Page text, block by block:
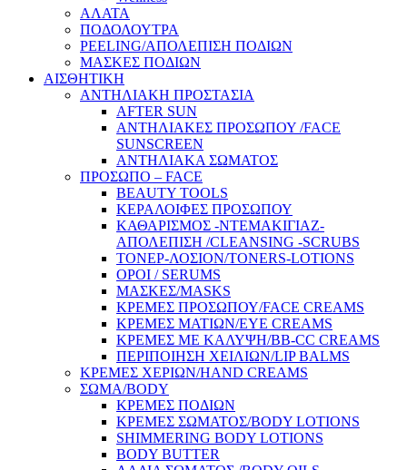
ΑΛΑΤΑ
ΠΟΔΟΛΟΥΤΡΑ
PEELING/ΑΠΟΛΕΠΙΣΗ ΠΟΔΙΩΝ
ΜΑΣΚΕΣ ΠΟΔΙΩΝ
ΑΙΣΘΗΤΙΚΗ
ΑΝΤΗΛΙΑΚΗ ΠΡΟΣΤΑΣΙΑ
AFTER SUN
ΑΝΤΗΛΙΑΚΕΣ ΠΡΟΣΩΠΟΥ /FACE
SUNSCREEN
ΑΝΤΗΛΙΑΚΑ ΣΩΜΑΤΟΣ
ΠΡΟΣΩΠΟ – FACE
BEAUTY TOOLS
ΚΕΡΑΛΟΙΦΕΣ ΠΡΟΣΩΠΟΥ
ΚΑΘΑΡΙΣΜΟΣ -ΝΤΕΜΑΚΙΓΙΑΖ-
ΑΠΟΛΕΠΙΣΗ /CLEANSING -SCRUBS
ΤΟΝΕΡ-ΛΟΣΙΟΝ/TONERS-LOTIONS
ΟΡΟΙ / SERUMS
ΜΑΣΚΕΣ/MASKS
ΚΡΕΜΕΣ ΠΡΟΣΩΠΟΥ/FACE CREAMS
ΚΡΕΜΕΣ ΜΑΤΙΩΝ/EYE CREAMS
ΚΡΕΜΕΣ ΜΕ ΚΑΛΥΨΗ/BB-CC CREAMS
ΠΕΡΙΠΟΙΗΣΗ ΧΕΙΛΙΩΝ/LIP BALMS
ΚΡΕΜΕΣ ΧΕΡΙΩΝ/HAND CREAMS
ΣΩΜΑ/BODY
ΚΡΕΜΕΣ ΠΟΔΙΩΝ
ΚΡΕΜΕΣ ΣΩΜΑΤΟΣ/BODY LOTIONS
SHIMMERING BODY LOTIONS
BODY BUTTER